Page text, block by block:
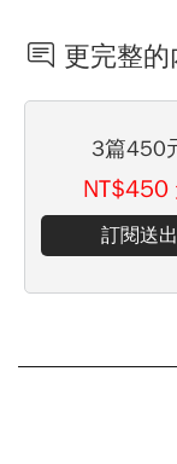
更完整
3篇450
NT$450
訂閱送出